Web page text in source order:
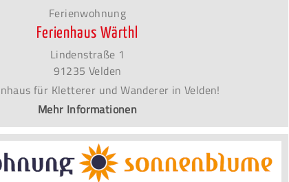
Ferienwohnung
Ferienhaus Wärthl
Lindenstraße 1
91235 Velden
für Kletterer und Wanderer in Velden!
Mehr Informationen